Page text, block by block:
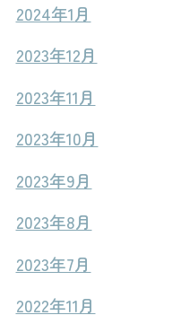
2024年1月
2023年12月
2023年11月
2023年10月
2023年9月
2023年8月
2023年7月
2022年11月